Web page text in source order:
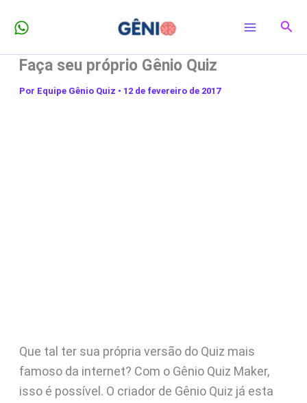
para
conteúdo
Faça seu próprio Gênio Quiz
Por Equipe Gênio Quiz • 12 de fevereiro de 2017
Que tal ter sua própria versão do Quiz mais
famoso da internet? Com o Gênio Quiz Maker,
isso é possível. O criador de Gênio Quiz já esta